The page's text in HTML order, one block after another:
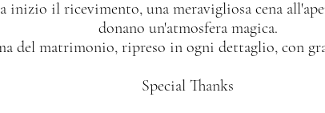
inizio il ricevimento, una meravigliosa cena
donano un'atmosfera magica.
del matrimonio, ripreso in ogni dettaglio, con
Special Thanks